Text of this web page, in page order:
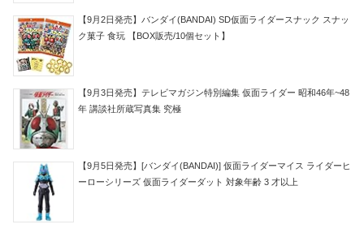
【9月2日発売】バンダイ(BANDAI) SD仮面ライダースナック スナッ
ク菓子 食玩 【BOX販売/10個セット】
【9月3日発売】テレビマガジン特別編集 仮面ライダー 昭和46年~48
年 講談社所蔵写真集 究極
【9月5日発売】[バンダイ(BANDAI)] 仮面ライダーマイス ライダーヒ
ーローシリーズ 仮面ライダーダット 対象年齢 3 才以上